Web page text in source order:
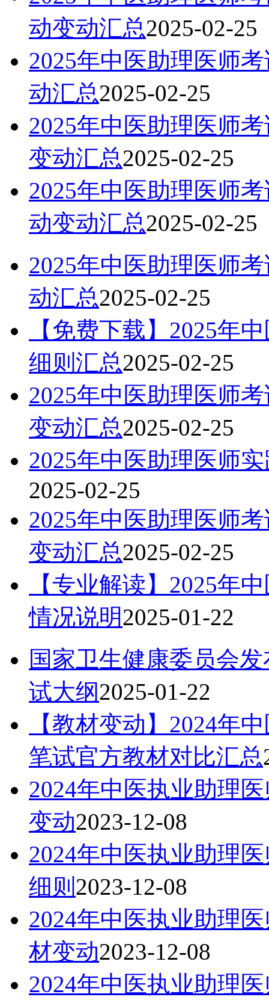
动变动汇总2025-02-25
2025年中医助理医师
动汇总2025-02-25
2025年中医助理医师
变动汇总2025-02-25
2025年中医助理医师
动变动汇总2025-02-25
2025年中医助理医师
动汇总2025-02-25
【免费下载】2025年
细则汇总2025-02-25
2025年中医助理医师
变动汇总2025-02-25
2025年中医助理医师
2025-02-25
2025年中医助理医师
变动汇总2025-02-25
【专业解读】2025年
情况说明2025-01-22
国家卫生健康委员会
试大纲2025-01-22
【教材变动】2024年
笔试官方教材对比汇总
2024年中医执业助理
变动2023-12-08
2024年中医执业助理
细则 2023-12-08
2024年中医执业助理
材变动2023-12-08
2024年中医执业助理